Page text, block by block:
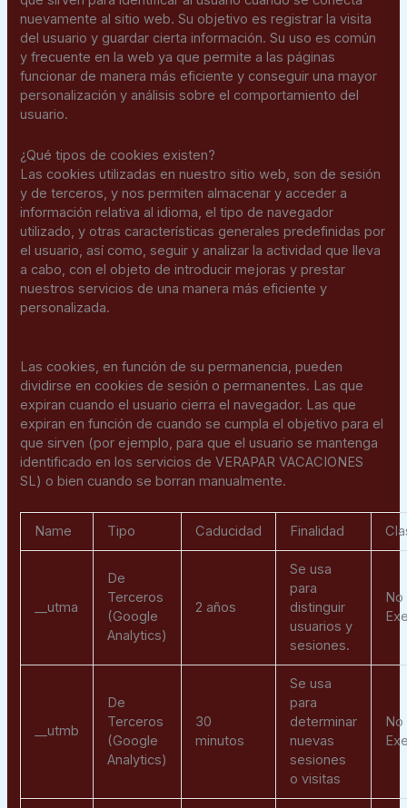
nuevamente al sitio web. Su objetivo es registrar la visita
del usuario y guardar cierta información. Su uso es común
y frecuente en la web ya que permite a las páginas
funcionar de manera más eficiente y conseguir una mayor
personalización y análisis sobre el comportamiento del
usuario.
¿Qué tipos de cookies existen?
Las cookies utilizadas en nuestro sitio web, son de sesión
y de terceros, y nos permiten almacenar y acceder a
información relativa al idioma, el tipo de navegador
utilizado, y otras características generales predefinidas por
el usuario, así como, seguir y analizar la actividad que lleva
a cabo, con el objeto de introducir mejoras y prestar
nuestros servicios de una manera más eficiente y
personalizada.
Las cookies, en función de su permanencia, pueden
dividirse en cookies de sesión o permanentes. Las que
expiran cuando el usuario cierra el navegador. Las que
expiran en función de cuando se cumpla el objetivo para el
que sirven (por ejemplo, para que el usuario se mantenga
identificado en los servicios de VERAPAR VACACIONES
SL) o bien cuando se borran manualmente.
Name Tipo Caducidad Finalidad
__utma
De
Terceros
(Google
Analytics)
2 años
Se usa
para
distinguir
usuarios y
sesiones.
No
__utmb
De
Terceros
(Google
Analytics)
30
minutos
Se usa
para
determinar
nuevas
sesiones
o visitas
No